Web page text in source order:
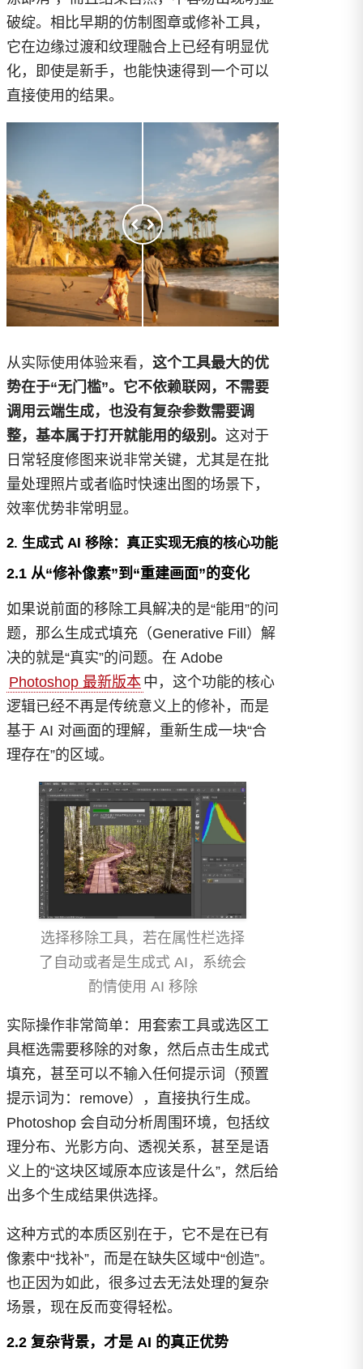
破绽。相比早期的仿制图章或修补工具，
它在边缘过渡和纹理融合上已经有明显优
化，即使是新手，也能快速得到一个可以
直接使用的结果。
从实际使用体验来看， 这个工具最大的优
势在于“无门槛”。它不依赖联网，不需要
调用云端生成，也没有复杂参数需要调
整，基本属于打开就能用的级别。 这对于
日常轻度修图来说非常关键，尤其是在批
量处理照片或者临时快速出图的场景下，
效率优势非常明显。
2. 生成式 AI 移除：真正实现无痕的核心功能
2.1 从“修补像素”到“重建画面”的变化
如果说前面的移除工具解决的是“能用”的问
题，那么生成式填充（Generative Fill）解
决的就是“真实”的问题。在 Adobe
Photoshop 最新版本 中，这个功能的核心
逻辑已经不再是传统意义上的修补，而是
基于 AI 对画面的理解，重新生成一块“合
理存在”的区域。
选择移除工具，若在属性栏选择
了自动或者是生成式 AI，系统会
酌情使用 AI 移除
实际操作非常简单：用套索工具或选区工
具框选需要移除的对象，然后点击生成式
填充，甚至可以不输入任何提示词（预置
提示词为：remove），直接执行生成。
Photoshop 会自动分析周围环境，包括纹
理分布、光影方向、透视关系，甚至是语
义上的“这块区域原本应该是什么”，然后给
出多个生成结果供选择。
这种方式的本质区别在于，它不是在已有
像素中“找补”，而是在缺失区域中“创造”。
也正因为如此，很多过去无法处理的复杂
场景，现在反而变得轻松。
2.2 复杂背景，才是 AI 的真正优势